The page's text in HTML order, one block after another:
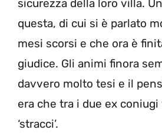
sicurezza della loro villa.
questa, di cui si è parlato
mesi scorsi e che ora è
giudice. Gli animi finora
davvero molto tesi e il
era che tra i due ex coniugi
‘stracci’.